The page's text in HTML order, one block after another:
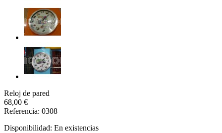
Reloj de pared
68,00 €
Referencia: 0308
Disponibilidad: En existencias